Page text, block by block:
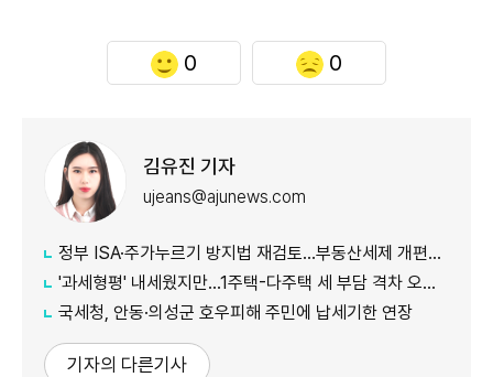
0 0
김유진 기자
ujeans@ajunews.com
정부 ISA·주가누르기 방지법 재검토…부동산세제 개편안도 손질
'과세형평' 내세웠지만…1주택-다주택 세 부담 격차 오히려 커지나
국세청, 안동·의성군 호우피해 주민에 납세기한 연장
기자의 다른기사